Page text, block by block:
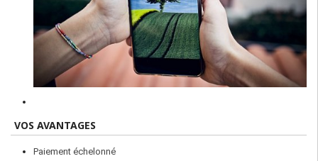
VOS AVANTAGES
Paiement échelonné